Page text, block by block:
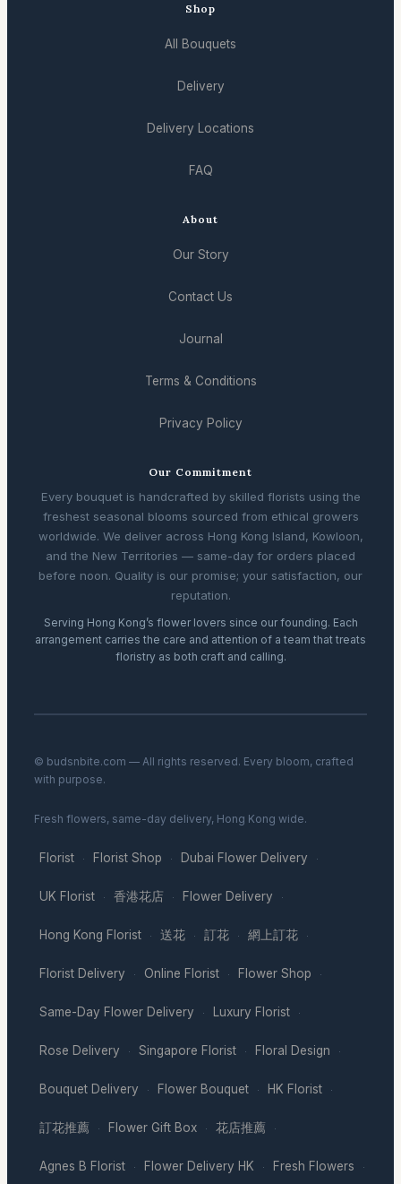
Shop
All Bouquets
Delivery
Delivery Locations
FAQ
About
Our Story
Contact Us
Journal
Terms & Conditions
Privacy Policy
Our Commitment
Every bouquet is handcrafted by skilled florists using the
freshest seasonal blooms sourced from ethical growers
worldwide. We deliver across Hong Kong Island, Kowloon,
and the New Territories — same-day for orders placed
before noon. Quality is our promise; your satisfaction, our
reputation.
Serving Hong Kong’s flower lovers since our founding. Each
arrangement carries the care and attention of a team that treats
floristry as both craft and calling.
© budsnbite.com — All rights reserved. Every bloom, crafted
with purpose.
Fresh flowers, same-day delivery, Hong Kong wide.
Florist · Florist Shop · Dubai Flower Delivery ·
UK Florist · 香港花店 · Flower Delivery ·
Hong Kong Florist · 送花 · 訂花 · 網上訂花 ·
Florist Delivery · Online Florist · Flower Shop ·
Same-Day Flower Delivery · Luxury Florist ·
Rose Delivery · Singapore Florist · Floral Design ·
Bouquet Delivery · Flower Bouquet · HK Florist ·
訂花推薦 · Flower Gift Box · 花店推薦 ·
Agnes B Florist · Flower Delivery HK · Fresh Flowers ·